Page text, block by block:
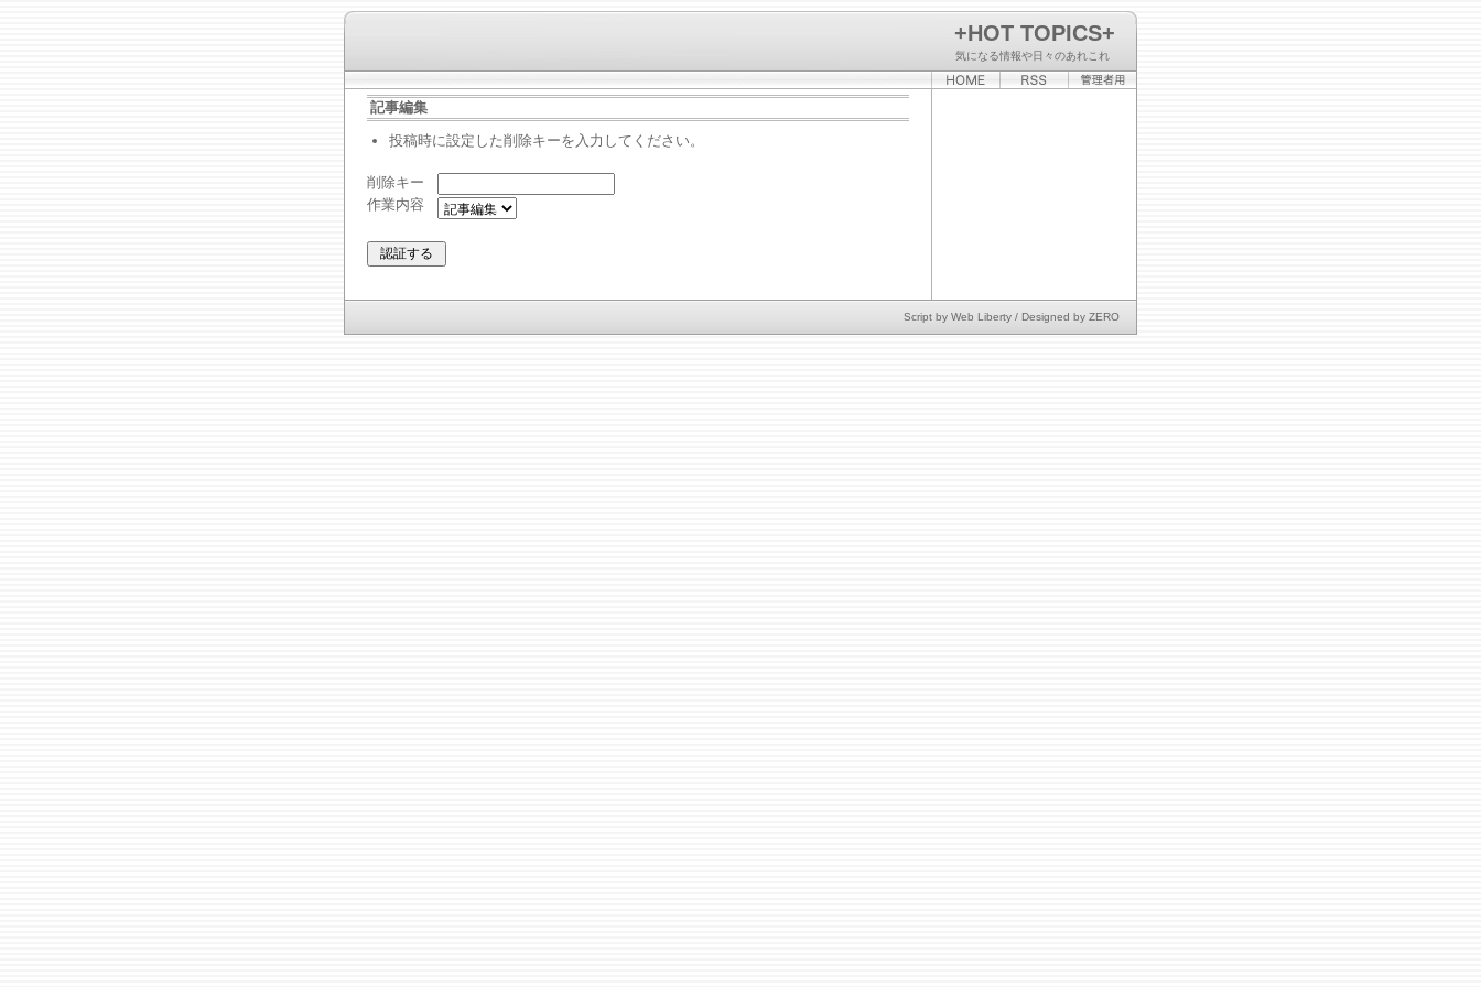
+HOT TOPICS+
気になる情報や日々のあれこれ
記事編集
投稿時に設定した削除キーを入力してください。
削除キー
作業内容
Script by Web Liberty / Designed by ZERO